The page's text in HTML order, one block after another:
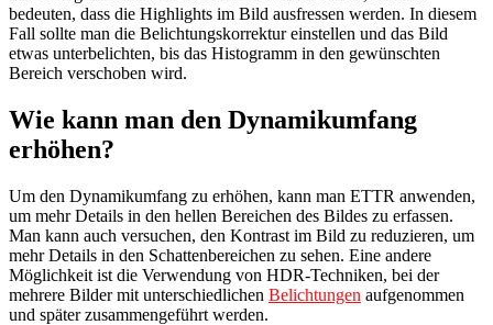
bedeuten, dass die Highlights im Bild ausfressen werden. In diesem
Fall sollte man die Belichtungskorrektur einstellen und das Bild
etwas unterbelichten, bis das Histogramm in den gewünschten
Bereich verschoben wird.
Wie kann man den Dynamikumfang
erhöhen?
Um den Dynamikumfang zu erhöhen, kann man ETTR anwenden,
um mehr Details in den hellen Bereichen des Bildes zu erfassen.
Man kann auch versuchen, den Kontrast im Bild zu reduzieren, um
mehr Details in den Schattenbereichen zu sehen. Eine andere
Möglichkeit ist die Verwendung von HDR-Techniken, bei der
mehrere Bilder mit unterschiedlichen Belichtungen aufgenommen
und später zusammengeführt werden.